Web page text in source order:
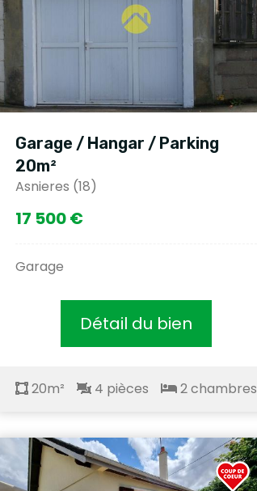
Garage / Hangar / Parking
20m²
Asnieres (18)
17 500 €
Garage
Détail du bien
20m² 4 pièces 2 chambres